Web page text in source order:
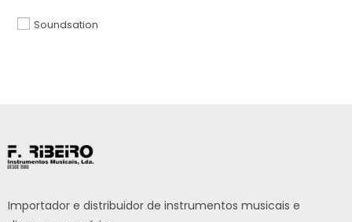
Soundsation
Importador e distribuidor de instrumentos musicais e